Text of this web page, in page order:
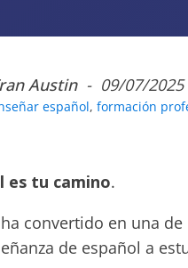
Austin - 09/07/2025
español, formación
es tu camino.
convertido en una
de español a